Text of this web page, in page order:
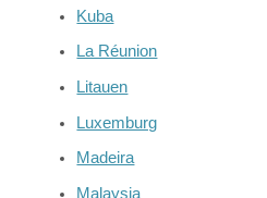
Kuba
La Réunion
Litauen
Luxemburg
Madeira
Malaysia